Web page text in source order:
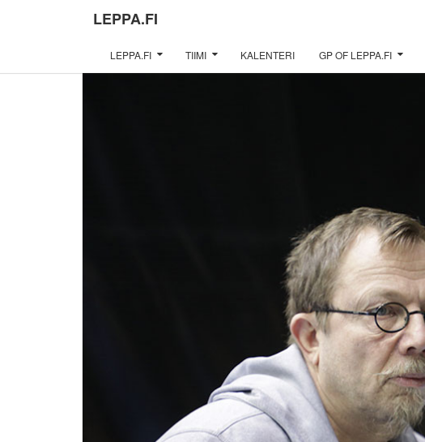
LEPPA.FI
LEPPA.FI TIIMI KALENTERI GP OF LEPPA.FI